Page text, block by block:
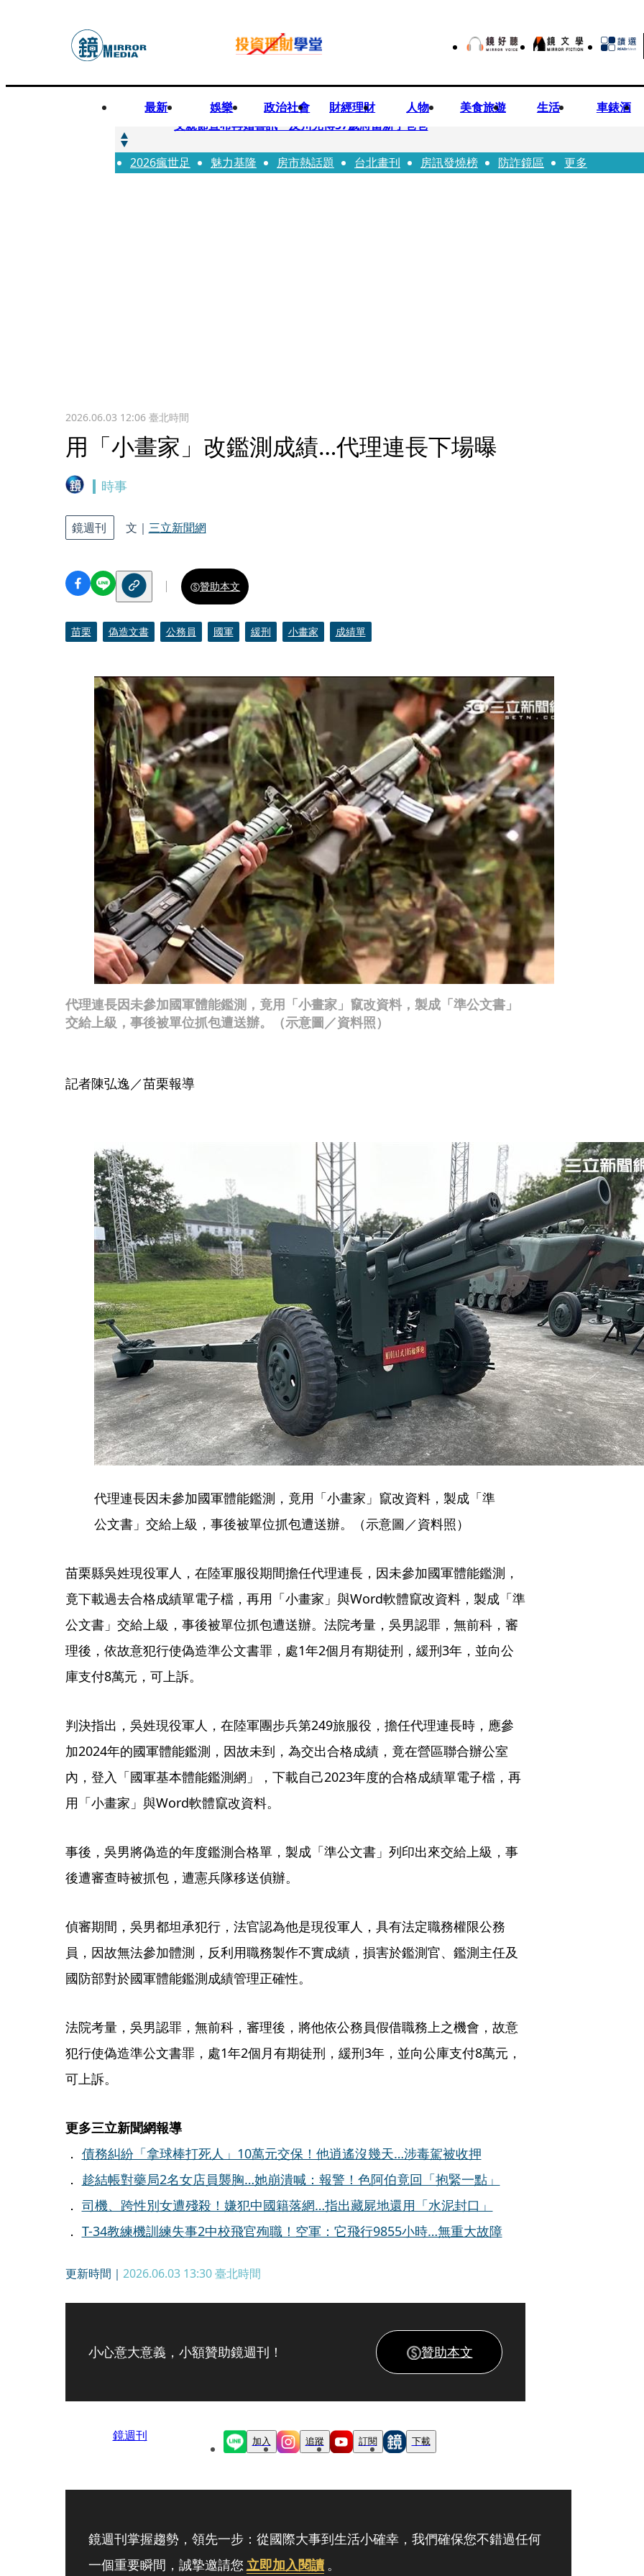
最新 娛樂 政治社會 財經理財 人物 美食旅遊 生活 車錶酒
快訊
父親節宣布再婚喜訊 及川光博57歲將當新手爸爸
快訊
改姓斷開阿湯哥！20歲舒莉首登台「1人分飾4角」 觀眾驚艷：錯怪星二代了
2026瘋世足 魅力基隆 房市熱話題 台北畫刊 房訊發燒榜 防詐鏡區 更多
2026.06.03 12:06臺北時間
用「小畫家」改鑑測成績…代理連長下場曝
時事
代理連長因未參加國軍體能鑑測，竟用「小畫家」竄改資料，製成「準公文書」
交給上級，事後被單位抓包遭送辦。（示意圖／資料照）
鏡週刊 文｜ 三立新聞網
贊助本文
苗栗 偽造文書 公務員 國軍 緩刑 小畫家 成績單
記者陳弘逸／苗栗報導
代理連長因未參加國軍體能鑑測，竟用「小畫家」竄改資料，製成「準
公文書」交給上級，事後被單位抓包遭送辦。（示意圖／資料照）
苗栗縣吳姓現役軍人，在陸軍服役期間擔任代理連長，因未參加國軍體能鑑測，
竟下載過去合格成績單電子檔，再用「小畫家」與Word軟體竄改資料，製成「準
公文書」交給上級，事後被單位抓包遭送辦。法院考量，吳男認罪，無前科，審
理後，依故意犯行使偽造準公文書罪，處1年2個月有期徒刑，緩刑3年，並向公
庫支付8萬元，可上訴。
判決指出，吳姓現役軍人，在陸軍團步兵第249旅服役，擔任代理連長時，應參
加2024年的國軍體能鑑測，因故未到，為交出合格成績，竟在營區聯合辦公室
內，登入「國軍基本體能鑑測網」，下載自己2023年度的合格成績單電子檔，再
用「小畫家」與Word軟體竄改資料。
事後，吳男將偽造的年度鑑測合格單，製成「準公文書」列印出來交給上級，事
後遭審查時被抓包，遭憲兵隊移送偵辦。
偵審期間，吳男都坦承犯行，法官認為他是現役軍人，具有法定職務權限公務
員，因故無法參加體測，反利用職務製作不實成績，損害於鑑測官、鑑測主任及
國防部對於國軍體能鑑測成績管理正確性。
法院考量，吳男認罪，無前科，審理後，將他依公務員假借職務上之機會，故意
犯行使偽造準公文書罪，處1年2個月有期徒刑，緩刑3年，並向公庫支付8萬元，
可上訴。
更多三立新聞網報導
． 債務糾紛「拿球棒打死人」10萬元交保！他逍遙沒幾天…涉毒駕被收押
． 趁結帳對藥局2名女店員襲胸…她崩潰喊：報警！色阿伯竟回「抱緊一點」
． 司機、跨性別女遭殘殺！嫌犯中國籍落網…指出藏屍地還用「水泥封口」
． T-34教練機訓練失事2中校飛官殉職！空軍：它飛行9855小時…無重大故障
更新時間｜ 2026.06.03 13:30臺北時間
小心意大意義，小額贊助鏡週刊！ 贊助本文
鏡週刊 加入 追蹤 訂閱 下載
鏡週刊掌握趨勢，領先一步：從國際大事到生活小確幸，我們確保您不錯過任何
一個重要瞬間，誠摯邀請您 立即加入閱讀 。